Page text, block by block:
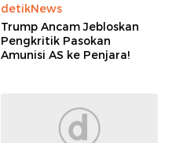
detikNews
Trump Ancam Jebloskan
Pengkritik Pasokan
Amunisi AS ke Penjara!